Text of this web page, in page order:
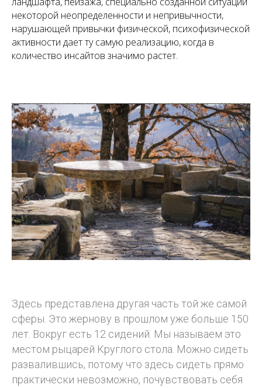
некоторой неопределенности и непривычности,
нарушающей привычки физической, психофизической
активности дает ту самую реализацию, когда в
количество инсайтов значимо растет.
Здесь представлена другая часть той же самой
сферы. Это жернову в прошлом уже больше 150
лет. Вокруг есть 12 сидений. Мы называем это
местом рыцарей Круглого стола. Можно сидеть
развалившись, потому что здесь сидеть прямо
практически невозможно, почувствовать себя